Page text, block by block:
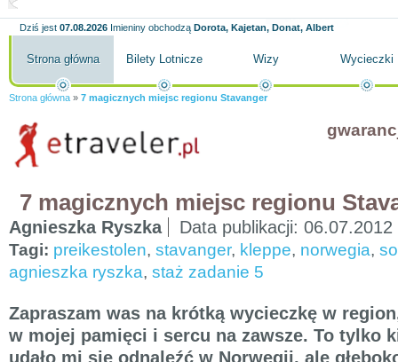
Dziś jest 07.08.2026 Imieniny obchodzą Dorota, Kajetan, Donat, Albert
Strona główna Bilety Lotnicze Wizy Wycieczki
Strona główna » 7 magicznych miejsc regionu Stavanger
7 magicznych miejsc regionu
Agnieszka Ryszka Data publikacji: 06.07.2012
Tagi: preikestolen, stavanger, kleppe, norwegia,
agnieszka ryszka, staż zadanie 5
Zapraszam was na krótką wycieczkę w
w mojej pamięci i sercu na zawsze. To tylko
udało mi się odnaleźć w Norwegii, ale